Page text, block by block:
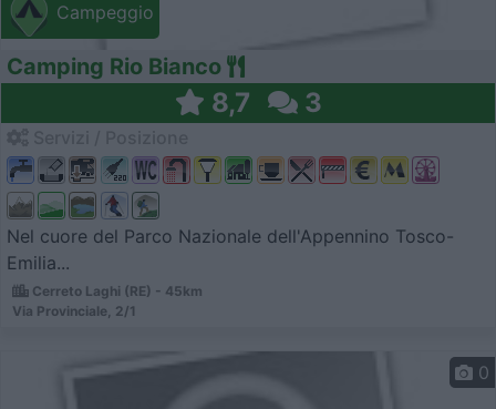
Campeggio
Camping Rio Bianco
8,7 3
Nel cuore del Parco Nazionale dell'Appennino Tosco-
Emilia...
Cerreto Laghi (RE) - 45km
Via Provinciale, 2/1
0